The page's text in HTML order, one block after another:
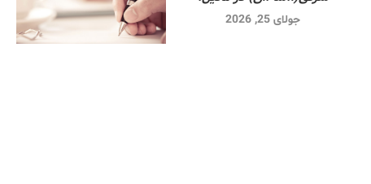
جولای 25, 2026